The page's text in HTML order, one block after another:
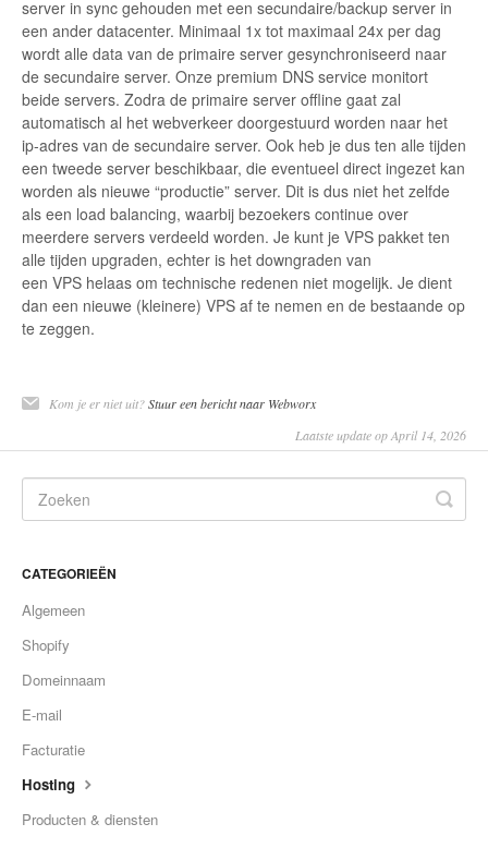
server in sync gehouden met een secundaire/backup server in
een ander datacenter. Minimaal 1x tot maximaal 24x per dag
wordt alle data van de primaire server gesynchroniseerd naar
de secundaire server. Onze premium DNS service monitort
beide servers. Zodra de primaire server offline gaat zal
automatisch al het webverkeer doorgestuurd worden naar het
ip-adres van de secundaire server. Ook heb je dus ten alle tijden
een tweede server beschikbaar, die eventueel direct ingezet kan
worden als nieuwe “productie” server. Dit is dus niet het zelfde
als een load balancing, waarbij bezoekers continue over
meerdere servers verdeeld worden. Je kunt je VPS pakket ten
alle tijden upgraden, echter is het downgraden van
een VPS helaas om technische redenen niet mogelijk. Je dient
dan een nieuwe (kleinere) VPS af te nemen en de bestaande op
te zeggen.
Kom je er niet uit?Stuur een bericht naar Webworx
Laatste update op April 14, 2026
CATEGORIEËN
Algemeen
Shopify
Domeinnaam
E-mail
Facturatie
Hosting
Producten & diensten